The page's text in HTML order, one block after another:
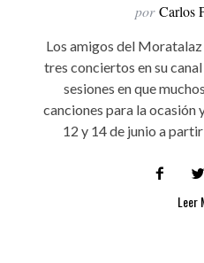
por Carlos
Los amigos del
tres conciertos en su
sesiones en que
canciones para la ocasión
12 y 14 de junio a partir
Leer